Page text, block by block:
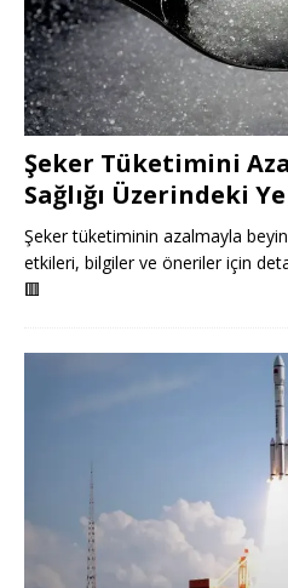
Şeker Tüketimini
Sağlığı Üzerindeki
Şeker tüketiminin azalmayla beyin
etkileri, bilgiler ve öneriler için
🟥